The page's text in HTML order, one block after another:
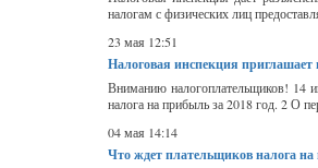
налогам с физических лиц
23 мая 12:51
Налоговая инспекция приглашает
Вниманию налогоплательщиков! 14
налога на прибыль за 2018 год. 2 О
04 мая 14:14
Что ждет плательщиков налога на